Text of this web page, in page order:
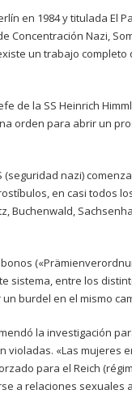
en 1984 y titulada El
Concentración Nazi,
un trabajo completo
de la SS Heinrich
orden para abrir un
(seguridad nazi)
en casi todos
Buchenwald,
sistema, entre los
burdel en el mismo
la investigación
violadas. «Las mujeres
para el Reich
a relaciones sexuales